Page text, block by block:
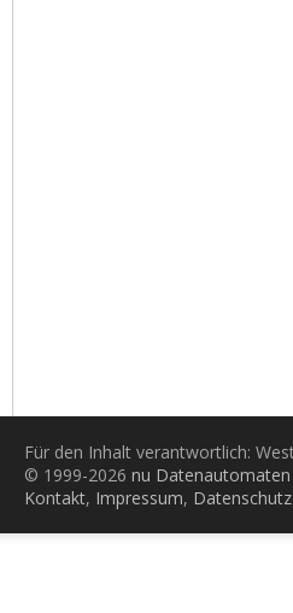
Für den Inhalt verantwortlich:
© 1999-2026 nu
Kontakt, Impressum, Datenschutz